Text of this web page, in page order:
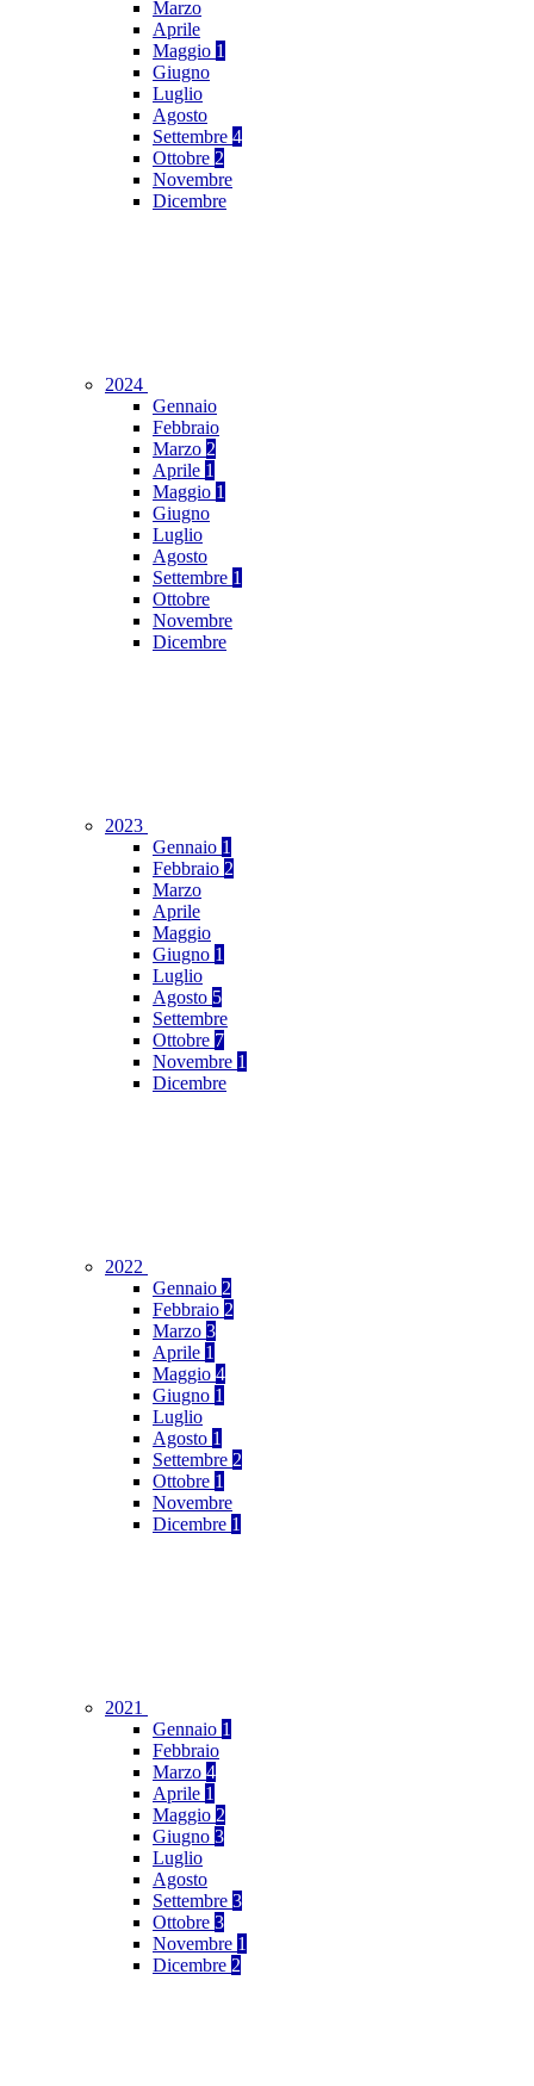
Marzo
Aprile
Maggio 1
Giugno
Luglio
Agosto
Settembre 4
Ottobre 2
Novembre
Dicembre
2024
Gennaio
Febbraio
Marzo 2
Aprile 1
Maggio 1
Giugno
Luglio
Agosto
Settembre 1
Ottobre
Novembre
Dicembre
2023
Gennaio 1
Febbraio 2
Marzo
Aprile
Maggio
Giugno 1
Luglio
Agosto 5
Settembre
Ottobre 7
Novembre 1
Dicembre
2022
Gennaio 2
Febbraio 2
Marzo 3
Aprile 1
Maggio 4
Giugno 1
Luglio
Agosto 1
Settembre 2
Ottobre 1
Novembre
Dicembre 1
2021
Gennaio 1
Febbraio
Marzo 4
Aprile 1
Maggio 2
Giugno 3
Luglio
Agosto
Settembre 3
Ottobre 3
Novembre 1
Dicembre 2